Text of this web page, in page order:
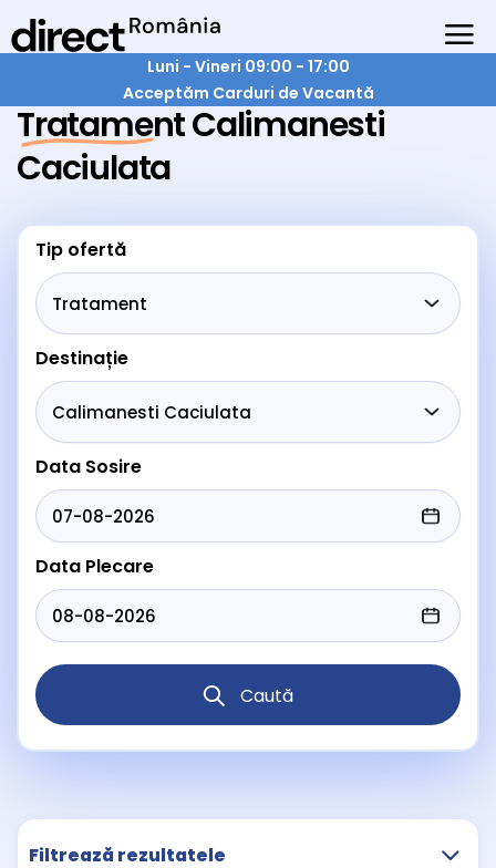
Luni - Vineri 09:00 - 17:00
Acceptăm Carduri de Vacantă
Tratament Calimanesti
Caciulata
Tip ofertă
Destinație
Data Sosire
Data Plecare
Caută
Filtrează rezultatele